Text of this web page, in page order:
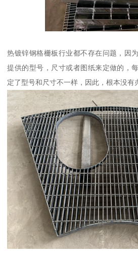
热镀锌钢格栅板行业都不存在问题，因
提供的型号，尺寸或者图纸来定做的，
定了型号和尺寸不一样，因此，根本没有